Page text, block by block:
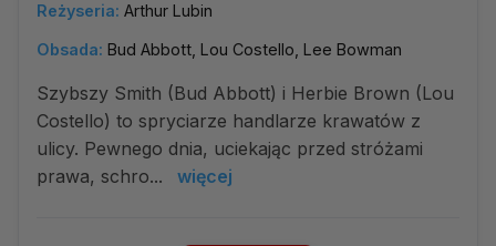
Reżyseria: Arthur Lubin
Obsada: Bud Abbott, Lou Costello, Lee Bowman
Szybszy Smith (Bud Abbott) i Herbie Brown (Lou
Costello) to spryciarze handlarze krawatów z
ulicy. Pewnego dnia, uciekając przed stróżami
prawa, schro...
więcej